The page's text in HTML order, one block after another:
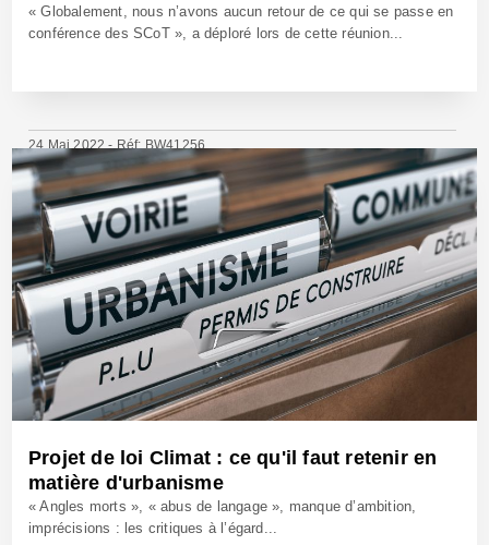
« Globalement, nous n’avons aucun retour de ce qui se passe en
conférence des SCoT », a déploré lors de cette réunion...
24 Mai 2022 - Réf: BW41256
Projet de loi Climat : ce qu'il faut retenir en
matière d'urbanisme
« Angles morts », « abus de langage », manque d’ambition,
imprécisions : les critiques à l’égard...